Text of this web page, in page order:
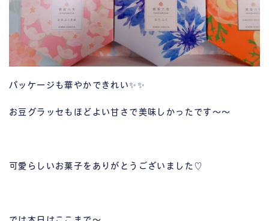
パッケージも華やかできれい✨✨
お豆グラッセもほどよい甘さで美味しかったです～～
可愛らしいお菓子をありがとうございました♡